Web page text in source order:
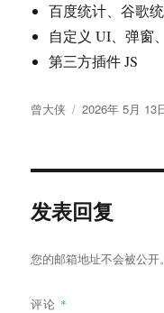
百度统计、谷歌
自定义 UI、弹窗
第三方插件 JS
作
曾大侠
发
2026年 5月 13
发表回复
您的邮箱地址不会被公开。
评论 *